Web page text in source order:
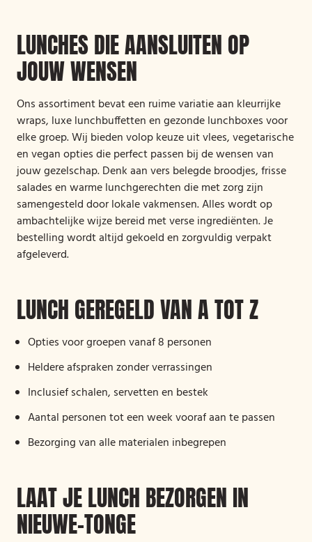
LUNCHES DIE AANSLUITEN OP
JOUW WENSEN
Ons assortiment bevat een ruime variatie aan kleurrijke
wraps, luxe lunchbuffetten en gezonde lunchboxes voor
elke groep. Wij bieden volop keuze uit vlees, vegetarische
en vegan opties die perfect passen bij de wensen van
jouw gezelschap. Denk aan vers belegde broodjes, frisse
salades en warme lunchgerechten die met zorg zijn
samengesteld door lokale vakmensen. Alles wordt op
ambachtelijke wijze bereid met verse ingrediënten. Je
bestelling wordt altijd gekoeld en zorgvuldig verpakt
afgeleverd.
LUNCH GEREGELD VAN A TOT Z
Opties voor groepen vanaf 8 personen
Heldere afspraken zonder verrassingen
Inclusief schalen, servetten en bestek
Aantal personen tot een week vooraf aan te passen
Bezorging van alle materialen inbegrepen
LAAT JE LUNCH BEZORGEN IN
NIEUWE-TONGE